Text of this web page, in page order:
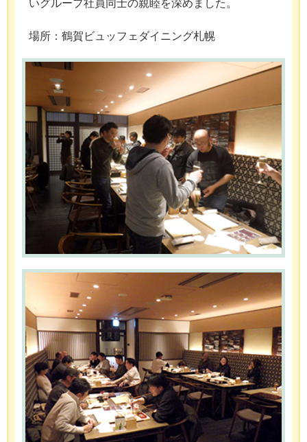
いグループ社員同士の親睦を深めました。
場所：鶴賀ビュッフェダイニング札幌